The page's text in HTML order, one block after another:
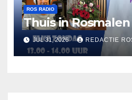
ROS RADIO
Thuis in
JUL 31, 2026 REDACTIE